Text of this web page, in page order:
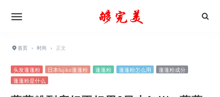
首页 › 时尚 › 正文
头发蓬蓬粉 日本fujiko蓬蓬粉 蓬蓬粉 蓬蓬粉怎么用
蓬蓬粉成分
蓬蓬粉是什么